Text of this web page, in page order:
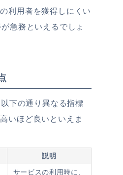
利用者を獲得しにくい
急務といえるでしょ
下の通り異なる指標
いほど良いといえま
説明
サービスの利用時に、